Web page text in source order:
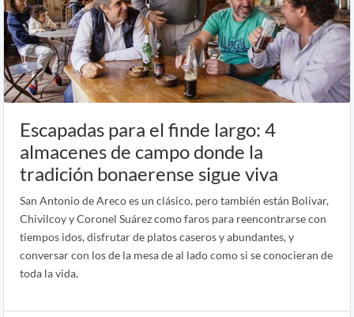
Escapadas para el finde largo: 4
almacenes de campo donde la
tradición bonaerense sigue viva
San Antonio de Areco es un clásico, pero también están Bolívar,
Chivilcoy y Coronel Suárez como faros para reencontrarse con
tiempos idos, disfrutar de platos caseros y abundantes, y
conversar con los de la mesa de al lado como si se conocieran de
toda la vida.